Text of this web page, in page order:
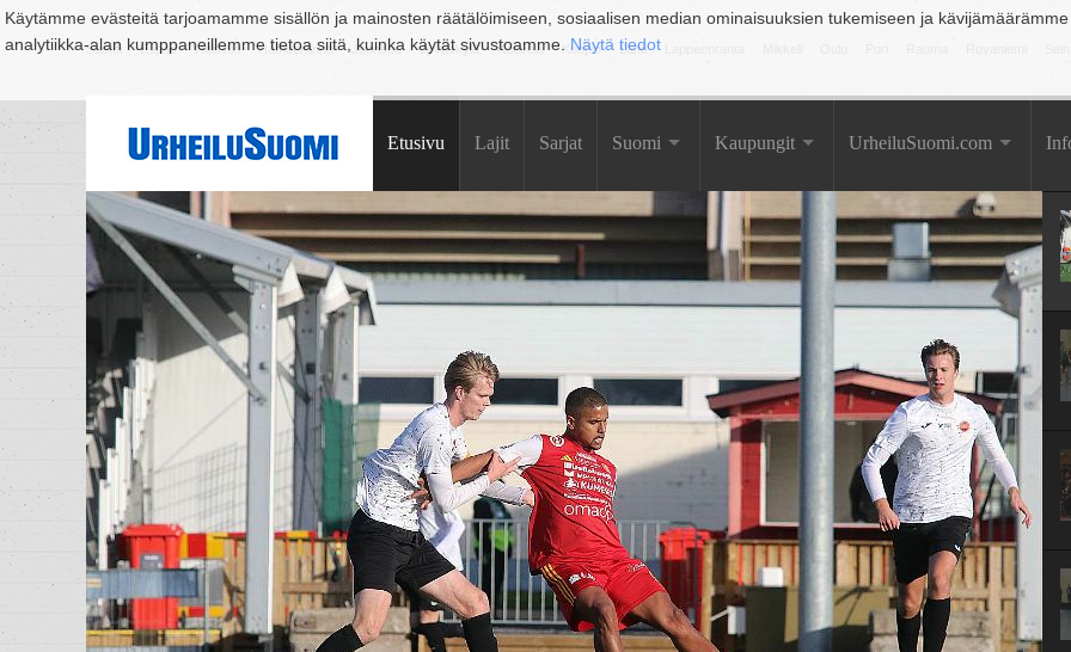
Käytämme evästeitä tarjoamamme sisällön ja mainosten räätälöimiseen, sosiaalisen median ominaisuuksien tukemiseen ja
analytiikka-alan kumppaneillemme tietoa siitä, kuinka käytät sivustoamme. Näytä tiedot
Suomi Espoo Helsinki Hämeenlinna Joensuu Jyväskylä Kouvola Kuopio Lahti
Etusivu Lajit Sarjat Suomi Kaupungit UrheiluSuomi.com